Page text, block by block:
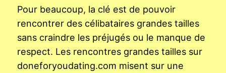
Pour beaucoup, la clé est de pouvoir
rencontrer des célibataires grandes tailles
sans craindre les préjugés ou le manque de
respect. Les rencontres grandes tailles sur
doneforyoudating.com misent sur une